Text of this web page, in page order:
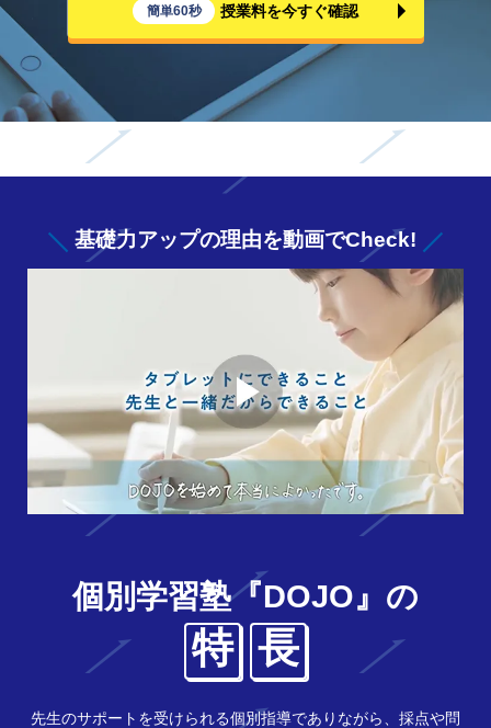
簡単60秒 授業料を今すぐ確認
基礎力アップの理由を動画でCheck!
個別学習塾『DOJO』の
特 長
先生のサポートを受けられる個別指導でありながら、採点や問